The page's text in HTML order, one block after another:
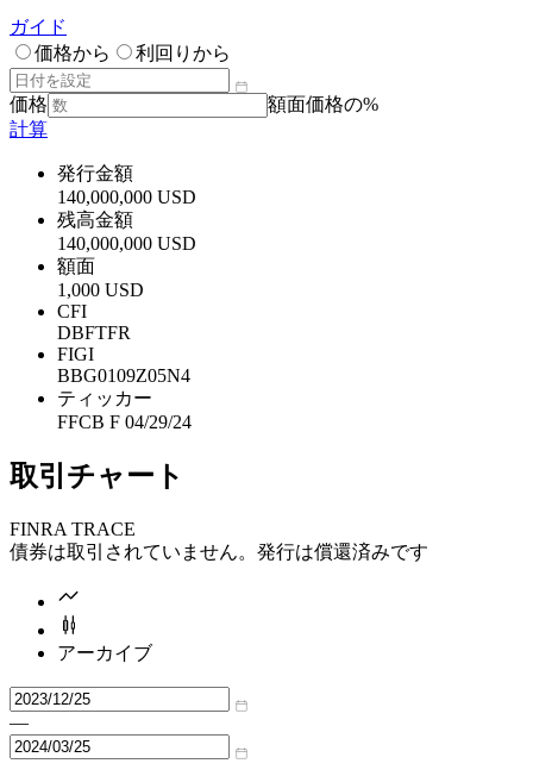
ガイド
価格から
利回りから
価格
額面価格の%
計算
発行金額
140,000,000 USD
残高金額
140,000,000 USD
額面
1,000 USD
CFI
DBFTFR
FIGI
BBG0109Z05N4
ティッカー
FFCB F 04/29/24
取引チャート
FINRA TRACE
債券は取引されていません。発行は償還済みです
アーカイブ
—